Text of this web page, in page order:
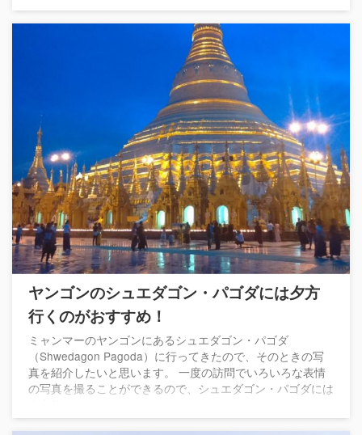
ヤンゴンのシュエダゴン・パゴダには夕方
行くのがおすすめ！
ミャンマーのヤンゴンにあるシュエダゴン・パゴダ
（Shwedagon Pagoda）に行ってきたので、そのときの写
真を紹介したいと思います。 一度の訪問でいろいろな表情
の写真を撮ることができるので、シュエダゴン・パゴダには